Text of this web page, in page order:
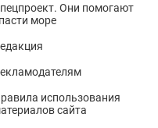
Они помогают
море
использования
сайта